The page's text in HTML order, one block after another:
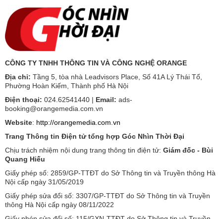
CÔNG TY TNHH THÔNG TIN VÀ CÔNG NGHỆ ORANGE
Địa chỉ: Tầng 5, tòa nhà Leadvisors Place, Số 41A Lý Thái Tổ,
Phường Hoàn Kiếm, Thành phố Hà Nội
Điện thoại: 024.62541440 | Email: ads-
booking@orangemedia.com.vn
Website: http://orangemedia.com.vn
Trang Thông tin Điện tử tổng hợp Góc Nhìn Thời Đại
Chịu trách nhiệm nội dung trang thông tin điện tử: Giám đốc - Bùi
Quang Hiếu
Giấy phép số: 2859/GP-TTĐT do Sở Thông tin và Truyền thông Hà
Nội cấp ngày 31/05/2019
Giấy phép sửa đổi số: 3307/GP-TTĐT do Sở Thông tin và Truyền
thông Hà Nội cấp ngày 08/11/2022